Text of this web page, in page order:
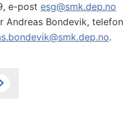
e-post esg@smk.dep.no
Andreas Bondevik, telefon
.